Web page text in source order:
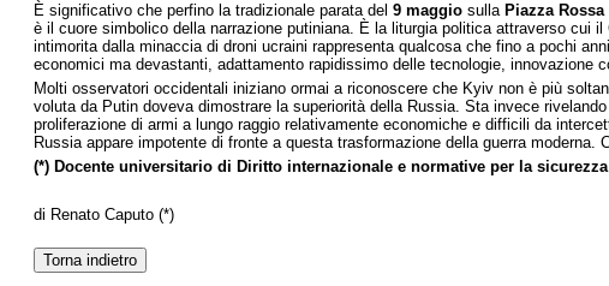
È significativo che perfino la tradizionale parata del 9 maggio sulla Piazza Rossa
è il cuore simbolico della narrazione putiniana. È la liturgia politica attraverso cui
intimorita dalla minaccia di droni ucraini rappresenta qualcosa che fino a pochi
economici ma devastanti, adattamento rapidissimo delle tecnologie,
Molti osservatori occidentali iniziano ormai a riconoscere che Kyiv non è più
voluta da Putin doveva dimostrare la superiorità della Russia. Sta invece
proliferazione di armi a lungo raggio relativamente economiche e difficili da
Russia appare impotente di fronte a questa trasformazione della guerra
(*) Docente universitario di Diritto internazionale e normative per la sicurezza
di Renato Caputo (*)